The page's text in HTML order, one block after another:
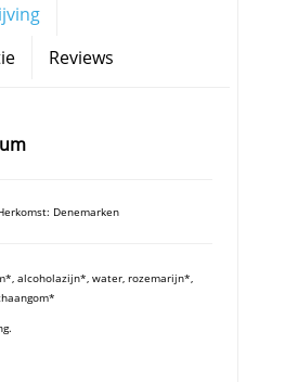
Reviews
Denemarken
alcoholazijn*, water, rozemarijn*,